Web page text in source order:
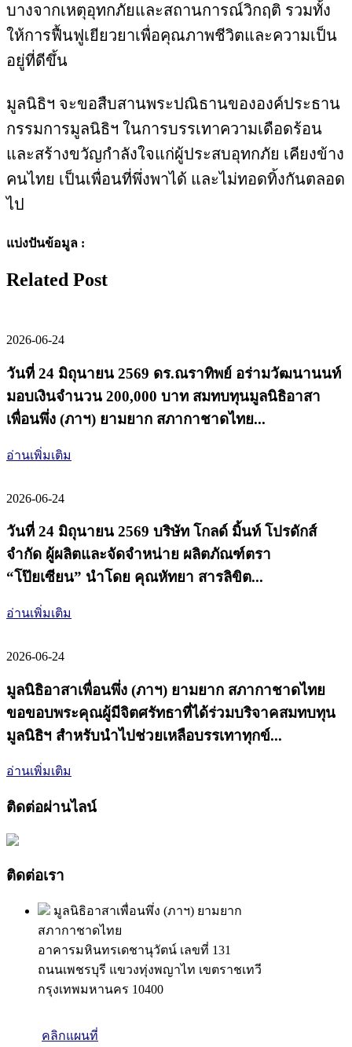
บางจากเหตุอุทกภัยและสถานการณ์วิกฤติ รวมทั้ง
ให้การฟื้นฟูเยียวยาเพื่อคุณภาพชีวิตและความเป็น
อยู่ที่ดีขึ้น
มูลนิธิฯ จะขอสืบสานพระปณิธานขององค์ประธาน
กรรมการมูลนิธิฯ ในการบรรเทาความเดือดร้อน
และสร้างขวัญกำลังใจแก่ผู้ประสบอุทกภัย เคียงข้าง
คนไทย เป็นเพื่อนที่พึ่งพาได้ และไม่ทอดทิ้งกันตลอด
ไป
แบ่งปันข้อมูล :
Related Post
2026-06-24
วันที่ 24 มิถุนายน 2569 ดร.ณราทิพย์ อร่ามวัฒนานนท์
มอบเงินจำนวน 200,000 บาท สมทบทุนมูลนิธิอาสา
เพื่อนพึ่ง (ภาฯ) ยามยาก สภากาชาดไทย...
อ่านเพิ่มเติม
2026-06-24
วันที่ 24 มิถุนายน 2569 บริษัท โกลด์ มิ้นท์ โปรดักส์
จำกัด ผู้ผลิตและจัดจำหน่าย ผลิตภัณฑ์ตรา
“โป๊ยเซียน” นำโดย คุณหัทยา สารลิขิต...
อ่านเพิ่มเติม
2026-06-24
มูลนิธิอาสาเพื่อนพึ่ง (ภาฯ) ยามยาก สภากาชาดไทย
ขอขอบพระคุณผู้มีจิตศรัทธาที่ได้ร่วมบริจาคสมทบทุน
มูลนิธิฯ สำหรับนำไปช่วยเหลือบรรเทาทุกข์...
อ่านเพิ่มเติม
ติดต่อผ่านไลน์
ติดต่อเรา
มูลนิธิอาสาเพื่อนพึ่ง (ภาฯ) ยามยาก
สภากาชาดไทย
อาคารมหินทรเดชานุวัตน์ เลขที่ 131
ถนนเพชรบุรี แขวงทุ่งพญาไท เขตราชเทวี
กรุงเทพมหานคร 10400
คลิกแผนที่